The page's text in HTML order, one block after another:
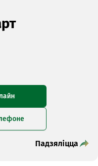
Падзяліцца